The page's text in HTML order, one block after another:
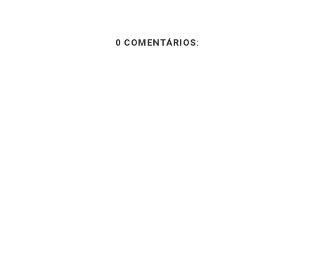
0 COMENTÁRIOS: